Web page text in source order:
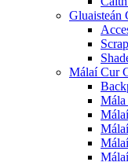
Gluaisteán
Málaí Cur
Mála